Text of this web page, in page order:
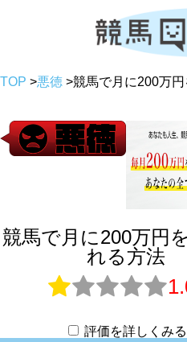
TOP >悪徳 >競馬で月に200万
競馬で月に200万円
れる方法
評価を詳しくみる